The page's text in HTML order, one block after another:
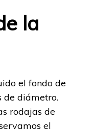
la
el fondo de
de diámetro.
rodajas de
el